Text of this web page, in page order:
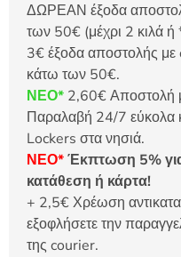
ΔΩΡΕΑΝ έξοδα
των 50€ (μέχρι 2 κιλά ή
3€ έξοδα αποστολής με
κάτω των 50€.
ΝΕΟ* 2,60€ Αποστολή
Παραλαβή 24/7 εύκολα
Lockers στα νησιά.
ΝΕΟ*Έκπτωση 5%
κατάθεση ή κάρτα!
+ 2,5€ Χρέωση
εξοφλήσετε την
της courier.